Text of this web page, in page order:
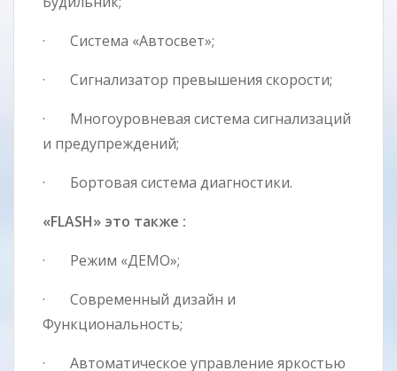
· Система «Автосвет»;
· Сигнализатор превышения скорости;
· Многоуровневая система сигнализаций
и предупреждений;
· Бортовая система диагностики.
«FLASH» это также :
· Режим «ДЕМО»;
· Современный дизайн и
Функциональность;
· Автоматическое управление яркостью